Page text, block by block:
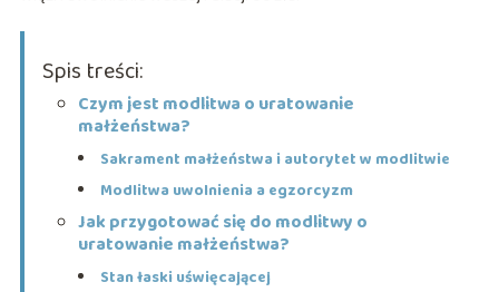
Spis treści:
Czym jest modlitwa o uratowanie
małżeństwa?
Sakrament małżeństwa i autorytet w modlitwie
Modlitwa uwolnienia a egzorcyzm
Jak przygotować się do modlitwy o
uratowanie małżeństwa?
Stan łaski uświęcającej